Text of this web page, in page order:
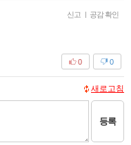
신고 공감 확인
0
0
새로고침
등록